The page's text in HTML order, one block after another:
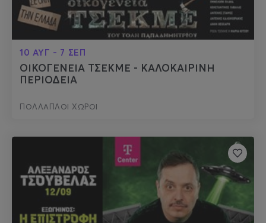
10 ΑΥΓ - 7 ΣΕΠ
ΟΙΚΟΓΕΝΕΙΑ ΤΣΕΚΜΕ - ΚΑΛΟΚΑΙΡΙΝΗ
ΠΕΡΙΟΔΕΙΑ
ΠΟΛΛΑΠΛΟΙ ΧΩΡΟΙ